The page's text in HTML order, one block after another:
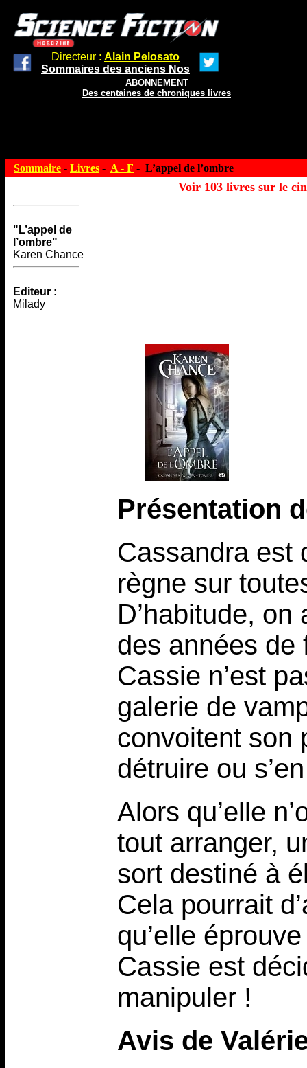
Directeur : Alain Pelosato
Sommaires des anciens Nos
ABONNEMENT
Des centaines de chroniques livres
Sommaire - Livres - A - F - L’appel de l’ombre
Voir 103 livres sur le
"L’appel de
l’ombre"
Karen Chance
Editeur :
Milady
Présentation
Cassandra est
règne sur
D’habitude,
des années de
Cassie n’est
galerie de
convoitent son
détruire ou
Alors qu’elle
tout arranger,
sort destiné à
Cela pourrait
qu’elle
Cassie est
manipuler !
Avis de